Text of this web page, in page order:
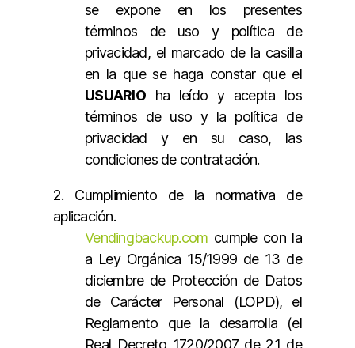
se expone en los presentes
términos de uso y política de
privacidad, el marcado de la casilla
en la que se haga constar que el
USUARIOha leído y acepta los
términos de uso y la política de
privacidad y en su caso, las
condiciones de contratación.
2. Cumplimiento de la normativa de
aplicación.
Vendingbackup.com cumple con la
a Ley Orgánica 15/1999 de 13 de
diciembre de Protección de Datos
de Carácter Personal (LOPD), el
Reglamento que la desarrolla (el
Real Decreto 1720/2007 de 21 de